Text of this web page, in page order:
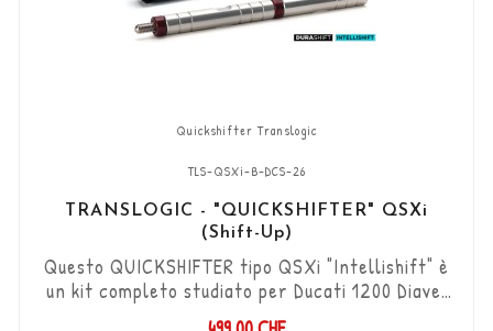
Quickshifter Translogic
TLS-QSXi-B-DCS-26
TRANSLOGIC - "QUICKSHIFTER" QSXi
(Shift-Up)
Questo QUICKSHIFTER tipo QSXi "Intellishift" è
un kit completo studiato per Ducati 1200 Diavel
'15 - '18 (con 4 candele), che permette di